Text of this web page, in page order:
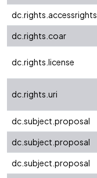
dc.rights.accessrights
dc.rights.coar
dc.rights.license
dc.rights.uri
dc.subject.proposal
dc.subject.proposal
dc.subject.proposal